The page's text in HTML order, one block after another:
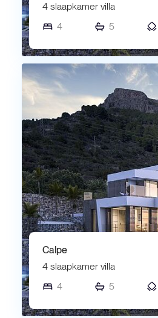
4 slaapkamer villa
4
5
Calpe
4 slaapkamer villa
4
5